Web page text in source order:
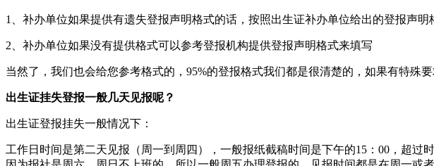
1、补办单位如果提供有遗失登报声明格式的话，按照出生证补办单位给出的登报声明
2、补办单位如果没有提供格式可以参考登报机构提供登报声明格式来填写
当然了，我们也会给您参考格式的，95%的登报格式我们都是很清楚的，如果有特殊
出生证挂失登报一般几天见报呢？
出生证登报挂失一般情况下：
工作日时间是第二天见报（周一到周四），一般报纸截稿时间是下午的15：00，超过